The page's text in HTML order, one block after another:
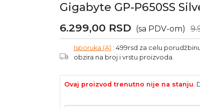
Gigabyte GP-P650SS
6.299,00 RSD (sa PDV-om)
Isporuka (A) : 499rsd za celu
obzira na broj i vrstu proizvoda.
Ovaj proizvod trenutno nije na stanju.